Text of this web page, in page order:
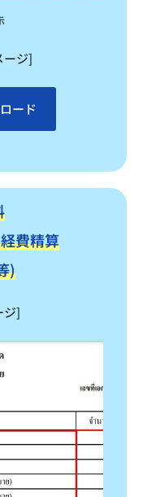
ージ]
ード
費精算
)
ジ]